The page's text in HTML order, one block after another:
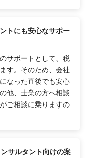
トにも安心なサポー
サポートとして、税
す。そのため、会社
なった直後でも安心
他、士業の方へ相談
ご相談に乗りますの
サルタント向けの案